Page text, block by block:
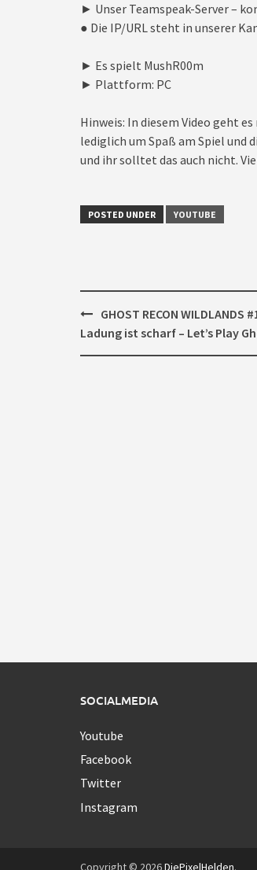
► Unser Teamspeak-Server –
● Die IP/URL steht in unserer
► Es spielt MushR00m
► Plattform: PC
Hinweis: In diesem Video geht
lediglich um Spaß am Spiel und
und ihr solltet das auch nicht.
POSTED UNDER YOUTUBE
Post
navigation
GHOST RECON WILDLANDS
Ladung ist scharf – Let’s Play
SOCIALMEDIA
Youtube
Facebook
Twitter
Instagram
Copyright © 2026DiePixelHelden.